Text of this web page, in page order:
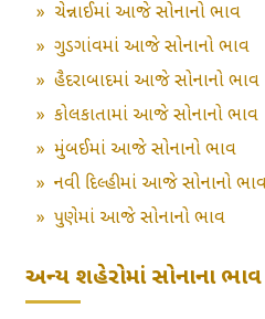
» ચેન્નાઈમાં આજે સોનાનો ભાવ
» ગુડગાંવમાં આજે સોનાનો ભાવ
» હૈદરાબાદમાં આજે સોનાનો ભાવ
» કોલકાતામાં આજે સોનાનો ભાવ
» મુંબઈમાં આજે સોનાનો ભાવ
» નવી દિલ્હીમાં આજે સોનાનો
» પુણેમાં આજે સોનાનો ભાવ
અન્ય શહેરોમાં સોનાના ભાવ